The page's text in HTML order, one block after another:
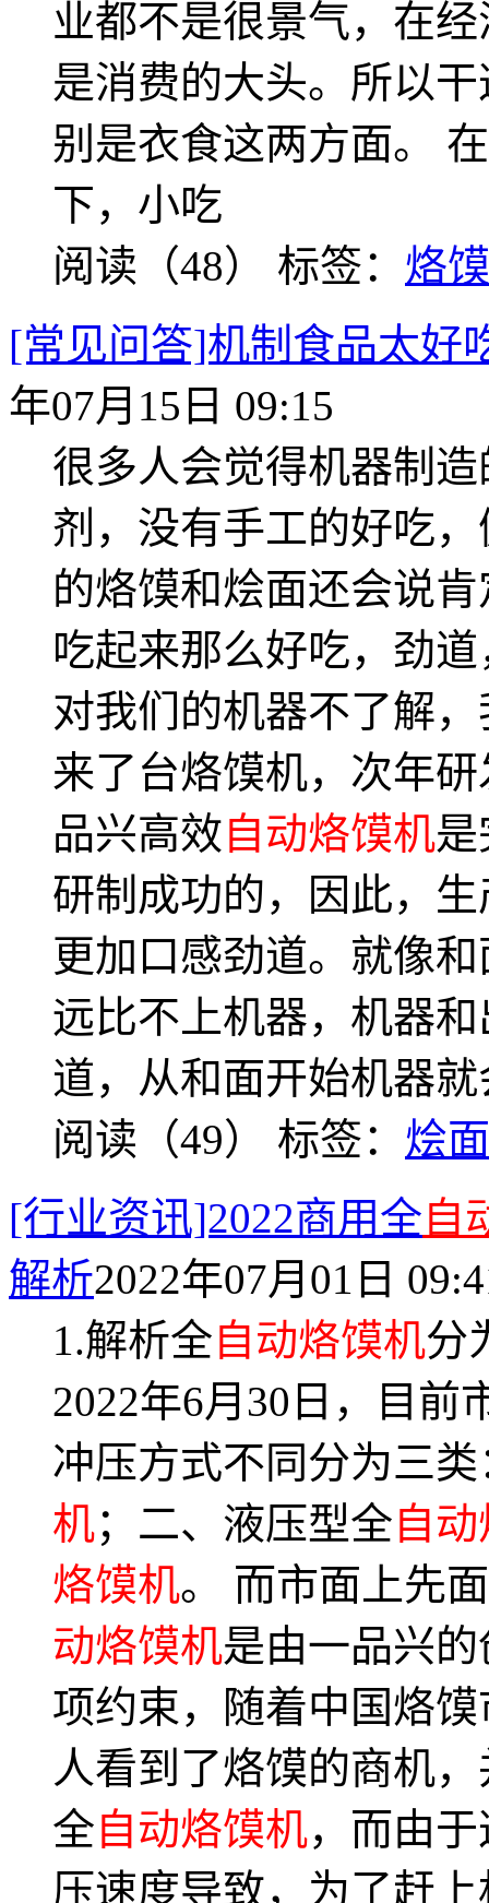
业都不是很景气，在
是消费的大头。所以
别是衣食这两方面。
下，小吃
阅读（48） 标签： 烙
[常见问答]机制食品太好
年07月15日 09:15
很多人会觉得机器制
剂，没有手工的好吃
的烙馍和烩面还会说
吃起来那么好吃，劲
对我们的机器不了解
来了台烙馍机，次年
品兴高效自动烙馍机
研制成功的，因此，
更加口感劲道。就像
远比不上机器，机器
道，从和面开始机器
阅读（49） 标签： 烩
[行业资讯]2022商用全自
解析2022年07月01日
1.解析全自动烙馍机分
2022年6月30日，目前
冲压方式不同分为三
机；二、液压型全自
烙馍机。 而市面上先
动烙馍机是由一品兴
项约束，随着中国烙
人看到了烙馍的商机
全自动烙馍机，而由
压速度导致，为了赶